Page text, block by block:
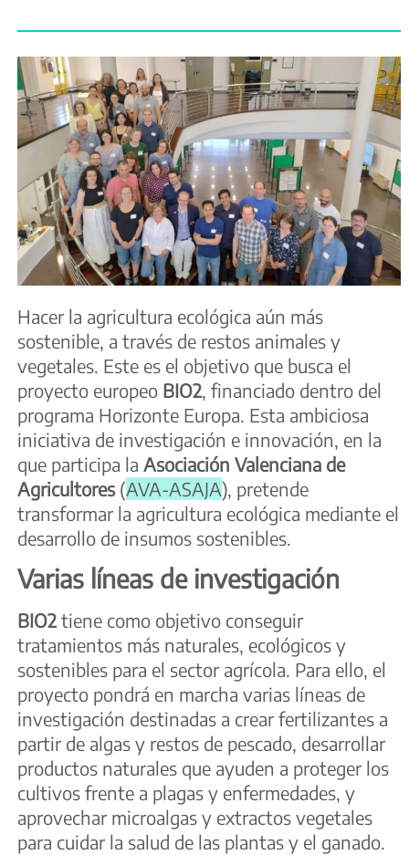
Hacer la agricultura ecológica aún más
sostenible, a través de restos animales y
vegetales. Este es el objetivo que busca el
proyecto europeo BIO2 , financiado dentro del
programa Horizonte Europa. Esta ambiciosa
iniciativa de investigación e innovación, en la
que participa la Asociación Valenciana de
Agricultores(AVA-ASAJA), pretende
transformar la agricultura ecológica mediante el
desarrollo de insumos sostenibles.
Varias líneas de investigación
BIO2 tiene como objetivo conseguir
tratamientos más naturales, ecológicos y
sostenibles para el sector agrícola. Para ello, el
proyecto pondrá en marcha varias líneas de
investigación destinadas a crear fertilizantes a
partir de algas y restos de pescado, desarrollar
productos naturales que ayuden a proteger los
cultivos frente a plagas y enfermedades, y
aprovechar microalgas y extractos vegetales
para cuidar la salud de las plantas y el ganado.